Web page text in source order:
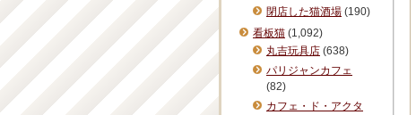
閉店した猫酒場 (190)
看板猫 (1,092)
丸吉玩具店 (638)
パリジャンカフェ
(82)
カフェ・ド・アクタ